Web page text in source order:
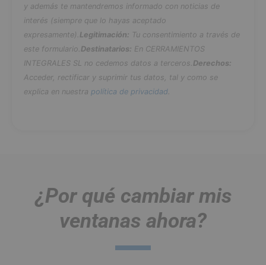
y además te mantendremos informado con noticias de
interés (siempre que lo hayas aceptado
expresamente). Legitimación: Tu consentimiento a través de
este formulario. Destinatarios: En CERRAMIENTOS
INTEGRALES SL no cedemos datos a terceros. Derechos:
Acceder, rectificar y suprimir tus datos, tal y como se
explica en nuestra política de privacidad.
¿Por qué cambiar mis
ventanas ahora?